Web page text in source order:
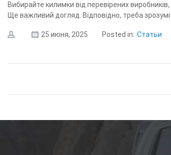
Вибирайте килимки від перевірених
Ще важливий догляд. Відповідно, треба
25 июня, 2025 Posted in: Статьи